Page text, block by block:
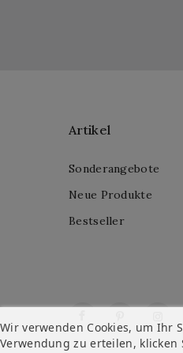
Artikel
Sonderangebote
Neue Produkte
Bestseller
Wir verwenden Cookies, um Ihr
Verwendung zu erteilen, klicken